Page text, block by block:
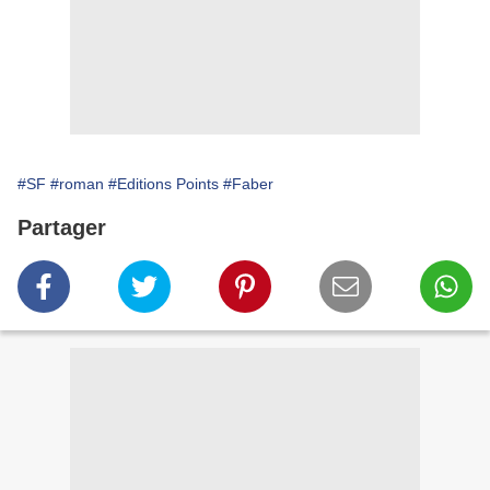
#SF #roman #Editions Points #Faber
Partager